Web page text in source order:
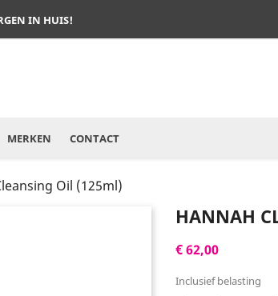
IN HUIS!
MERKEN CONTACT
Oil (125ml)
HANNAH
€ 62,00
Inclusief belasting